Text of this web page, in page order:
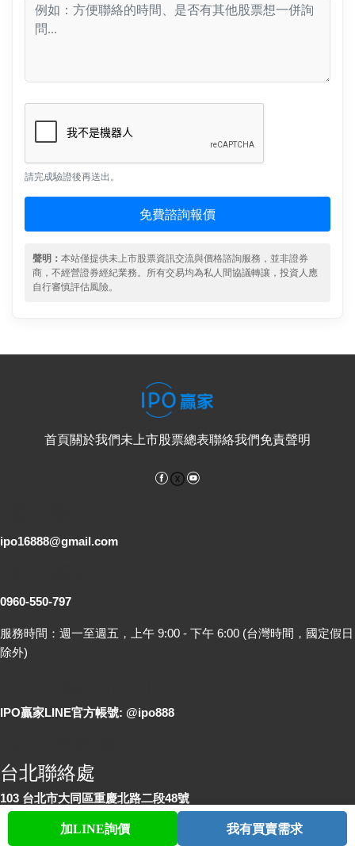
股票查詢 與我聯繫 會員中心
請完成驗證後再送出。
免費諮詢報價
聲明： 本站僅提供未上市股票資訊交流與價格諮詢服務，並非證券
商，不經營證券經紀業務。所有交易均為私人間協議轉讓，投資人應
自行審慎評估風險。
首頁關於我們未上市股票總表聯絡我們免責聲明
Facebook
ipo16888@gmail.com
0960-550-797
服務時間：週一至週五，上午 9:00 - 下午 6:00 (台灣時間，國定假日
除外)
IPO贏家LINE官方帳號: @ipo888
台北聯絡處
103 台北市大同區重慶北路二段48號
台中聯絡處加LINE詢價 我有買賣需求